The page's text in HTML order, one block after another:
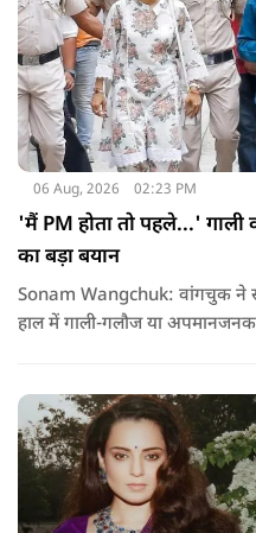
06 Aug, 2026 02:23 PM
'मैं PM होता तो पहले...' गाली
का बड़ा बयान
Sonam Wangchuk: वांगचुक ने
हाल में गाली-गलौज या